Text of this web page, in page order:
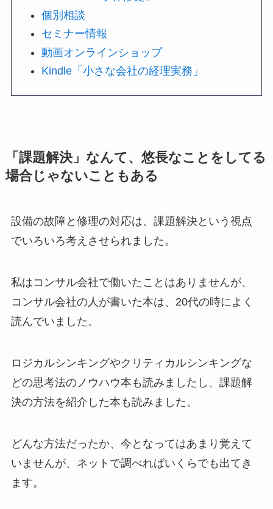
個別相談
セミナー情報
動画オンラインショップ
Kindle「小さな会社の経理実務」
「課題解決」なんて、悠長なことをしてる
場合じゃないこともある
設備の故障と修理の対応は、課題解決という視点
でいろいろ考えさせられました。
私はコンサル会社で働いたことはありませんが、
コンサル会社の人が書いた本は、20代の時によく
読んでいました。
ロジカルシンキングやクリティカルシンキングな
どの思考法のノウハウ本も読みましたし、課題解
決の方法を紹介した本も読みました。
どんな方法だったか、今となってはあまり覚えて
いませんが、ネットで調べればいくらでも出てき
ます。